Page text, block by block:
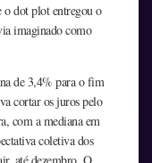
o dot plot entregou o
imaginado como
de 3,4% para o fim
cortar os juros pelo
com a mediana em
coletiva dos
até dezembro. O